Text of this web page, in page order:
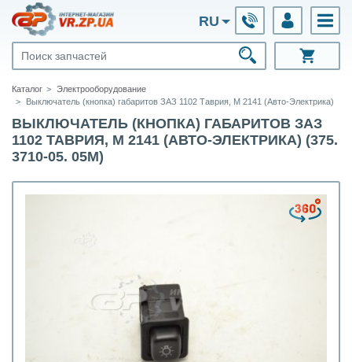
RU
Каталог
Электрооборудование
Выключатель (кнопка) габаритов ЗАЗ 1102 Таврия, М 2141 (Авто-Электрика)
ВЫКЛЮЧАТЕЛЬ (КНОПКА) ГАБАРИТОВ ЗАЗ
1102 ТАВРИЯ, М 2141 (АВТО-ЭЛЕКТРИКА) (375.
3710-05. 05М)